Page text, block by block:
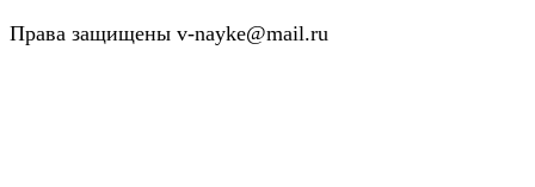
Права защищены v-nayke@mail.ru